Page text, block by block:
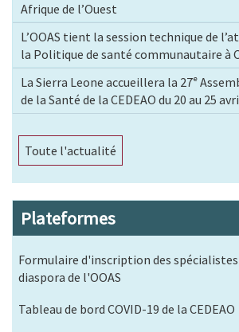
Afrique de l’Ouest
L’OOAS tient la session technique de
la Politique de santé communautaire à
La Sierra Leone accueillera la 27ᵉ
de la Santé de la CEDEAO du 20 au 25
Toute l'actualité
Plateformes
Formulaire d'inscription des spécialistes
diaspora de l'OOAS
Tableau de bord COVID-19 de la CEDEAO